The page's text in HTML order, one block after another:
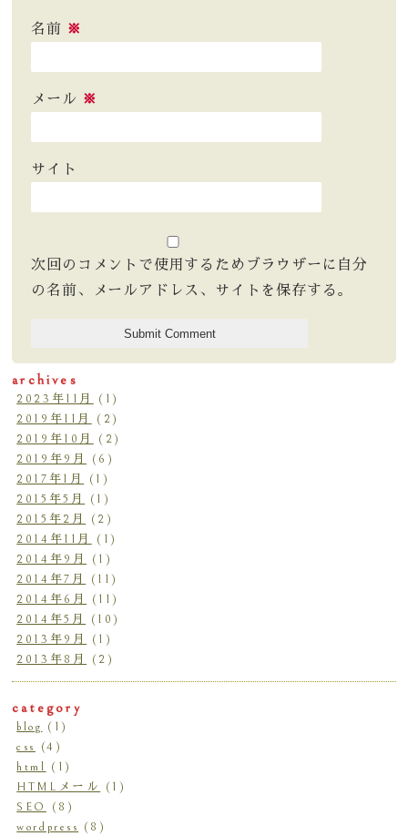
名前 ※
メール ※
サイト
次回のコメントで使用するためブラウザーに自分
の名前、メールアドレス、サイトを保存する。
archives
2023年11月
(1)
2019年11月
(2)
2019年10月
(2)
2019年9月
(6)
2017年1月
(1)
2015年5月
(1)
2015年2月
(2)
2014年11月
(1)
2014年9月
(1)
2014年7月
(11)
2014年6月
(11)
2014年5月
(10)
2013年9月
(1)
2013年8月
(2)
category
blog (1)
css
(4)
html (1)
HTMLメール
(1)
SEO
(8)
wordpress (8)